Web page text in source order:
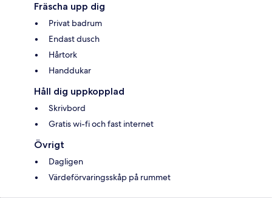
Fräscha upp dig
Privat badrum
Endast dusch
Hårtork
Handdukar
Håll dig uppkopplad
Skrivbord
Gratis wi-fi och fast internet
Övrigt
Dagligen
Värdeförvaringsskåp på rummet